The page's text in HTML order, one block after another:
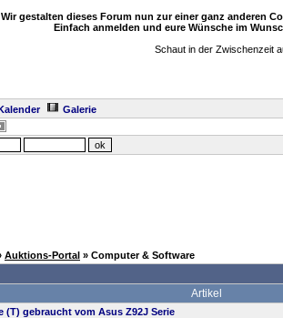
Wir gestalten dieses Forum nun zur einer ganz anderen
Einfach anmelden und eure Wünsche im
Schaut in der Zwischenzeit
Galerie
Auktions-Portal » Computer & Software
Artikel
(T) gebraucht vom Asus Z92J Serie